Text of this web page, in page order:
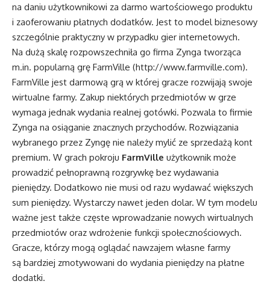
na daniu użytkownikowi za darmo wartościowego produktu
i zaoferowaniu płatnych dodatków. Jest to model biznesowy
szczególnie praktyczny w przypadku gier internetowych.
Na dużą skalę rozpowszechniła go firma Zynga tworząca
m.in. popularną grę FarmVille (http://www.farmville.com).
FarmVille jest darmową grą w której gracze rozwijają swoje
wirtualne farmy. Zakup niektórych przedmiotów w grze
wymaga jednak wydania realnej gotówki. Pozwala to firmie
Zynga na osiąganie znacznych przychodów. Rozwiązania
wybranego przez Zyngę nie należy mylić ze sprzedażą kont
premium. W grach pokroju FarmVille użytkownik może
prowadzić pełnoprawną rozgrywkę bez wydawania
pieniędzy. Dodatkowo nie musi od razu wydawać większych
sum pieniędzy. Wystarczy nawet jeden dolar. W tym modelu
ważne jest także częste wprowadzanie nowych wirtualnych
przedmiotów oraz wdrożenie funkcji społecznościowych.
Gracze, którzy mogą oglądać nawzajem własne farmy
są bardziej zmotywowani do wydania pieniędzy na płatne
dodatki.